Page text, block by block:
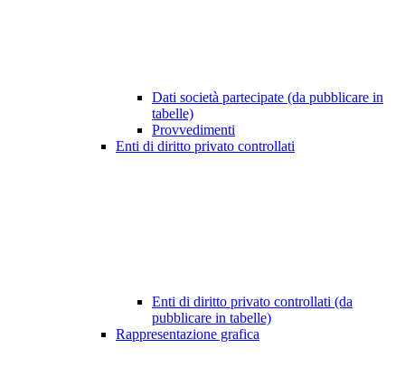
Dati società partecipate (da pubblicare in
tabelle)
Provvedimenti
Enti di diritto privato controllati
Enti di diritto privato controllati (da
pubblicare in tabelle)
Rappresentazione grafica